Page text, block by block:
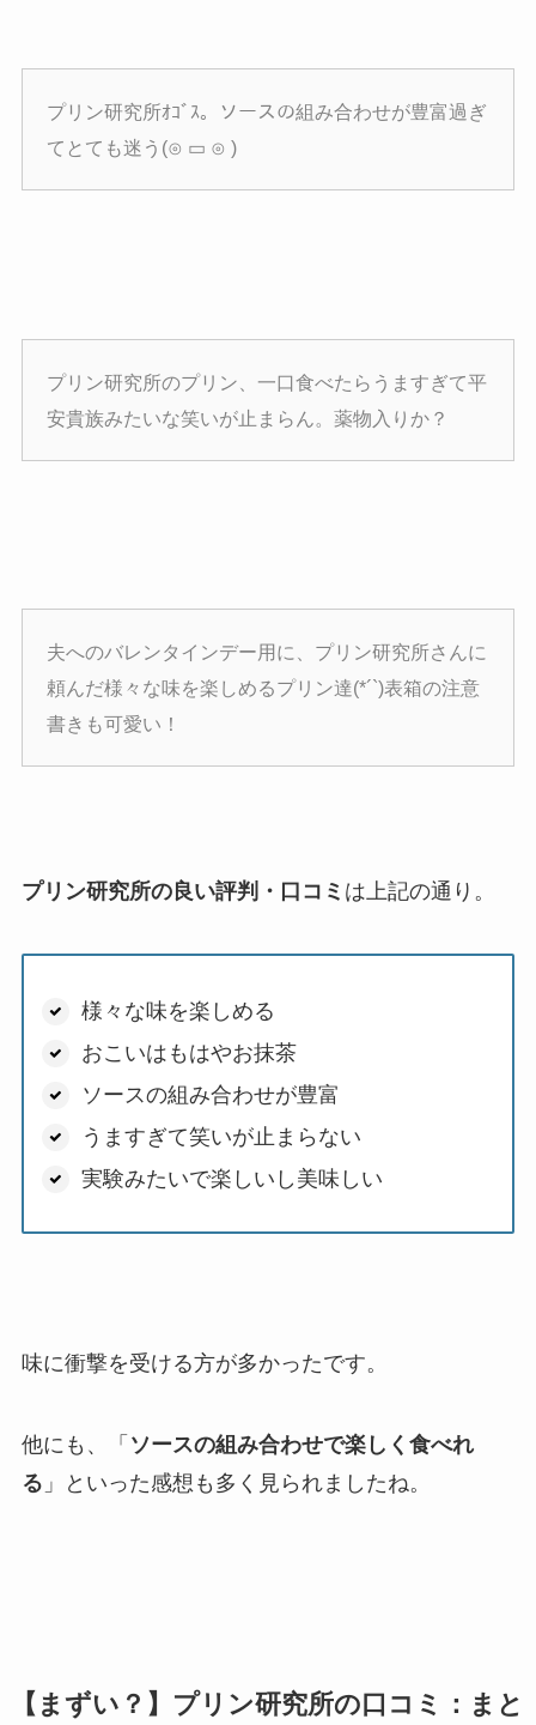
プリン研究所ｵｺﾞｽ。ソースの組み合わせが豊富過ぎ
てとても迷う(⊙ ▭ ⊙ )
プリン研究所のプリン、一口食べたらうますぎて平
安貴族みたいな笑いが止まらん。薬物入りか？
夫へのバレンタインデー用に、プリン研究所さんに
頼んだ様々な味を楽しめるプリン達(*´`)表箱の注意
書きも可愛い！
プリン研究所の良い評判・口コミ は上記の通り。
様々な味を楽しめる
おこいはもはやお抹茶
ソースの組み合わせが豊富
うますぎて笑いが止まらない
実験みたいで楽しいし美味しい
味に衝撃を受ける方が多かったです。
他にも、「 ソースの組み合わせで楽しく食べれ
る 」といった感想も多く見られましたね。
【まずい？】プリン研究所の口コミ：まと